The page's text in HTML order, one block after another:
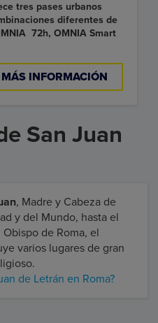
tres pases urbanos
diferentes de
72h, OMNIA Smart
MÁS INFORMACIÓN
San Juan
, Madre y Cabeza de
y del Mundo, hasta el
Obispo de Roma, el
varios lugares de gran
de Letrán en Roma?